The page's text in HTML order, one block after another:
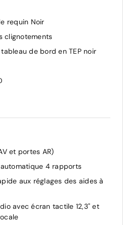
requin Noir
clignotements
de bord en TEP noir
couleur carrosserie
dégivrants et
changement de direction
et portes AR)
4 rapports
aux réglages des aides à
avec écran tactile 12,3" et